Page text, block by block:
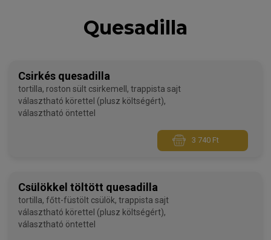
Quesadilla
Csirkés quesadilla
tortilla, roston sült csirkemell, trappista sajt
választható körettel (plusz költségért),
választható öntettel
3 740 Ft
Csülökkel töltött quesadilla
tortilla, főtt-füstölt csülök, trappista sajt
választható körettel (plusz költségért),
választható öntettel